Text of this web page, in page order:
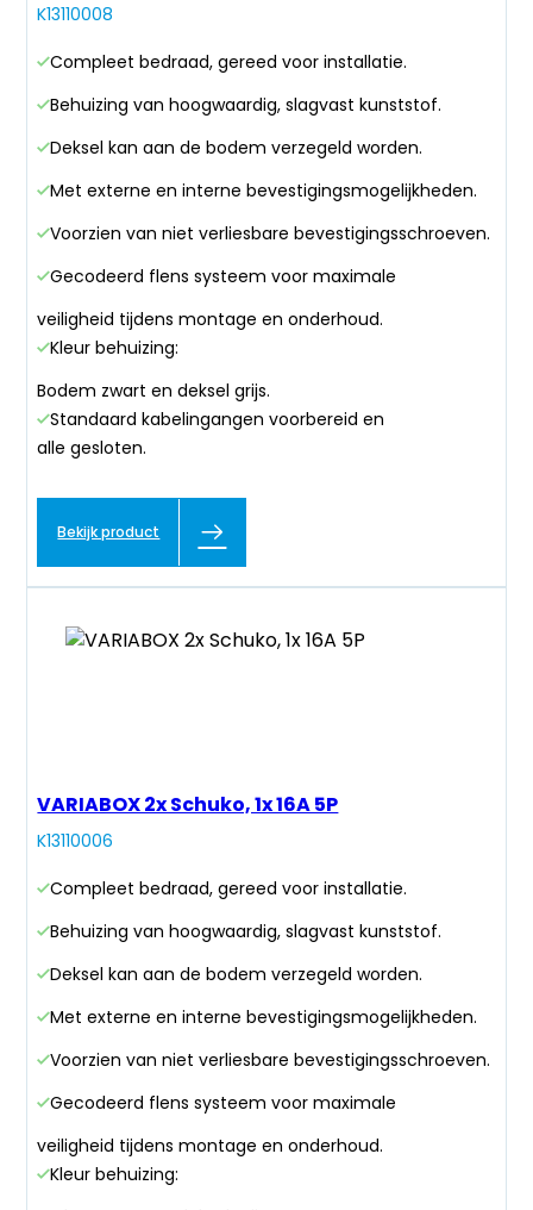
K13110008
Compleet bedraad, gereed voor installatie.
Behuizing van hoogwaardig, slagvast kunststof.
Deksel kan aan de bodem verzegeld worden.
Met externe en interne bevestigingsmogelijkheden.
Voorzien van niet verliesbare bevestigingsschroeven.
Gecodeerd flens systeem voor maximale
veiligheid tijdens montage en onderhoud.
Kleur behuizing:
Bodem zwart en deksel grijs.
Standaard kabelingangen voorbereid en
alle gesloten.
Bekijk product
VARIABOX 2x Schuko, 1x 16A 5P
K13110006
Compleet bedraad, gereed voor installatie.
Behuizing van hoogwaardig, slagvast kunststof.
Deksel kan aan de bodem verzegeld worden.
Met externe en interne bevestigingsmogelijkheden.
Voorzien van niet verliesbare bevestigingsschroeven.
Gecodeerd flens systeem voor maximale
veiligheid tijdens montage en onderhoud.
Kleur behuizing: